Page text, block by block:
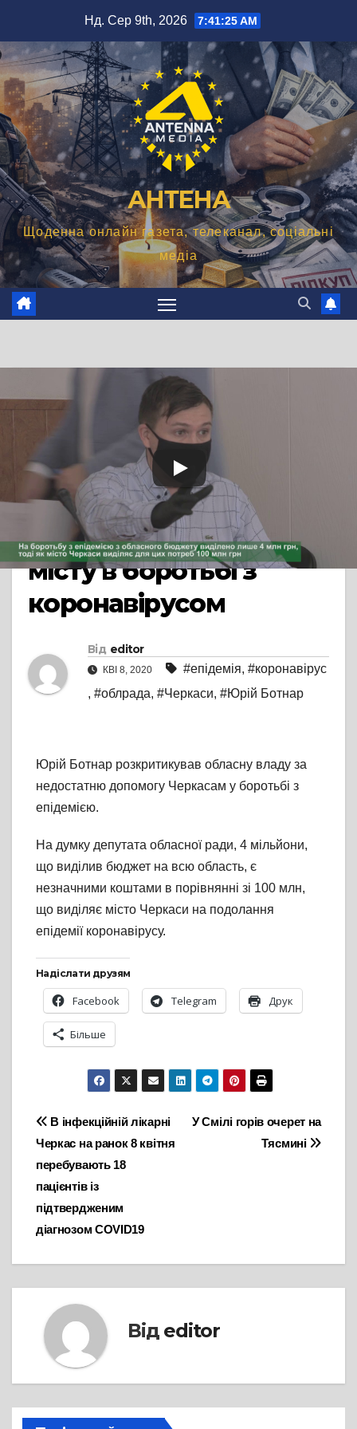
вмісту
Нд. Сер 9th, 2026 7:41:26 AM
АНТЕНА
Щоденна онлайн газета, телеканал, соціальні
медіа
ЕПІДЕМІЯ КОРОНАВІРУСУ ПРЯМА МОВА
Юрій Ботнар
розкритикував
обласну владу за
недостатню допомогу
місту в боротьбі з
коронавірусом
Від editor
КВІ 8, 2020 #епідемія, #коронавірус
, #облрада, #Черкаси, #Юрій Ботнар
Юрій Ботнар розкритикував обласну владу за
недостатню допомогу Черкасам у боротьбі з
епідемією.
На думку депутата обласної ради, 4 мільйони,
що виділив бюджет на всю область, є
незначними коштами в порівнянні зі 100 млн,
що виділяє місто Черкаси на подолання
епідемії коронавірусу.
Надіслати друзям
Facebook Telegram Друк
Більше
Навігація
записів
У Смілі горів очерет на
Тясмині
В інфекційній лікарні
Черкас на ранок 8 квітня
перебувають 18
пацієнтів із
підтвердженим
діагнозом COVID19
Від editor